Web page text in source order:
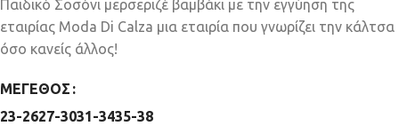
Παιδικό Σοσόνι μερσεριζέ βαμβάκι με την εγγύηση της
εταιρίας Moda Di Calza μια εταιρία που γνωρίζει την κάλτσα
όσο κανείς άλλος!
ΜΈΓΕΘΟΣ
23-2627-3031-3435-38